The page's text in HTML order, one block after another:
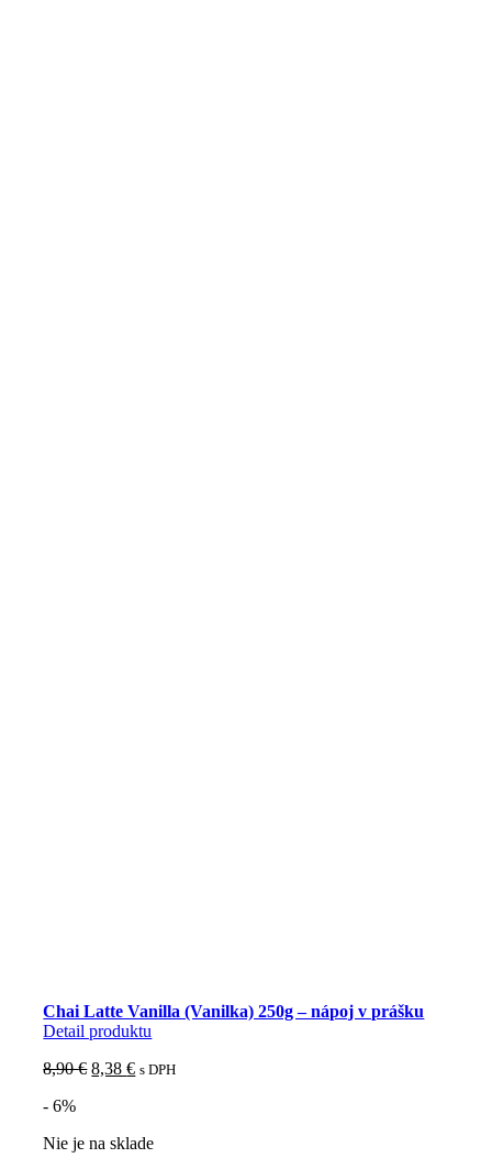
Chai Latte Vanilla (Vanilka) 250g – nápoj v prášku
Detail produktu
8,90€ Pôvodná
8,38€Aktuálna
s DPH
- 6%
Nie je na sklade